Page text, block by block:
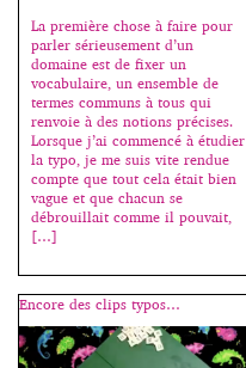
La première chose à faire pour
parler sérieusement d’un
domaine est de fixer un
vocabulaire, un ensemble de
termes communs à tous qui
renvoie à des notions précises.
Lorsque j’ai commencé à étudier
la typo, je me suis vite rendue
compte que tout cela était bien
vague et que chacun se
débrouillait comme il pouvait,
[…]
Encore des clips typos…